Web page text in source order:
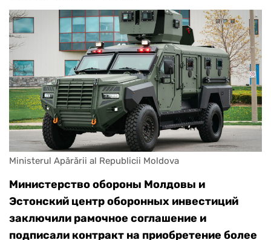
Ministerul Apărării al Republicii Moldova
Министерство обороны Молдовы и
Эстонский центр оборонных инвестиций
заключили рамочное соглашение и
подписали контракт на приобретение более